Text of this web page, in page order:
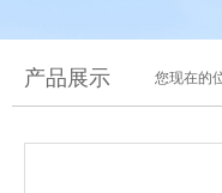
产品展示 您现在的